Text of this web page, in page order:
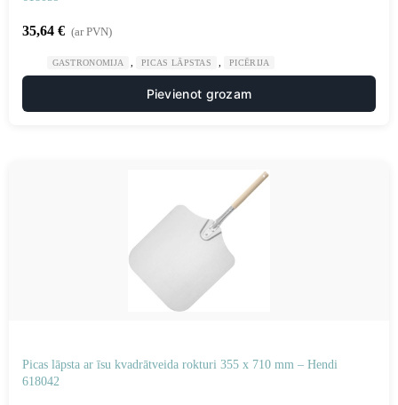
35,64 € (ar PVN)
GASTRONOMIJA PICAS LĀPSTAS PICĒRIJA
Pievienot grozam
Picas lāpsta ar īsu kvadrātveida rokturi 355 x 710 mm – Hendi
618042